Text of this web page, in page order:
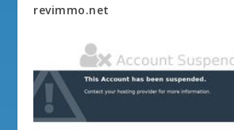
revimmo.net